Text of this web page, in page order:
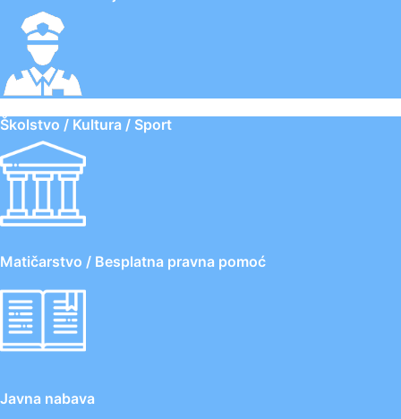
Školstvo / Kultura / Sport
Matičarstvo / Besplatna pravna pomoć
Javna nabava